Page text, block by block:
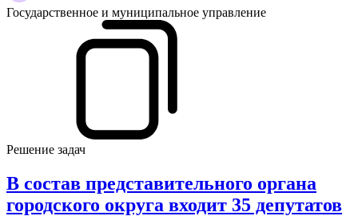
Государственное и муниципальное управление
Решение задач
В состав представительного органа
городского округа входит 35 депутатов